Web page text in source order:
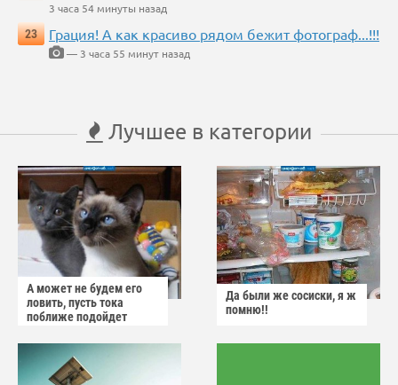
3 часа 54 минуты назад
23
Грация! А как красиво рядом бежит фотограф...!!!
— 3 часа 55 минут назад
Лучшее в категории
А может не будем его
ловить, пусть тока
поближе подойдет
Да были же сосиски, я ж
помню!!